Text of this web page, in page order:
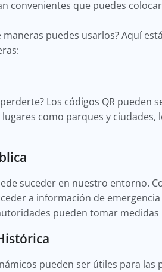
convenientes que puedes
maneras puedes usarlos? Aquí
Los códigos QR pueden
como parques y
suceder en nuestro entorno.
a información de
pueden tomar
pueden ser útiles para